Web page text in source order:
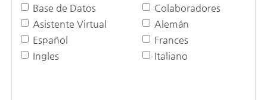
Base de Datos
Colaboradores
Asistente Virtual
Alemán
Español
Frances
Ingles
Italiano